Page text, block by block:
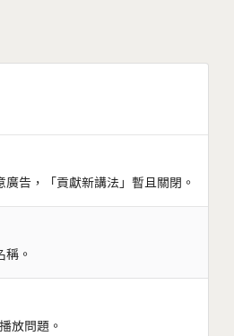
告，「貢獻新講法」暫且關閉。
稱。
放問題。